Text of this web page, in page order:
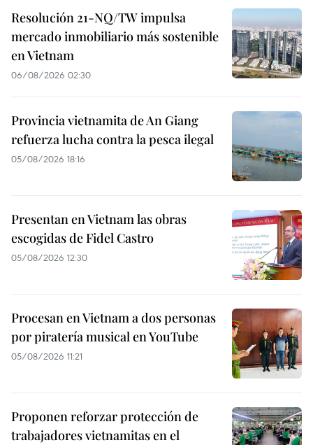
Resolución 21-NQ/TW impulsa
mercado inmobiliario más sostenible
en Vietnam
06/08/2026 02:30
Provincia vietnamita de An Giang
refuerza lucha contra la pesca ilegal
05/08/2026 18:16
Presentan en Vietnam las obras
escogidas de Fidel Castro
05/08/2026 12:30
Procesan en Vietnam a dos personas
por piratería musical en YouTube
05/08/2026 11:21
Proponen reforzar protección de
trabajadores vietnamitas en el